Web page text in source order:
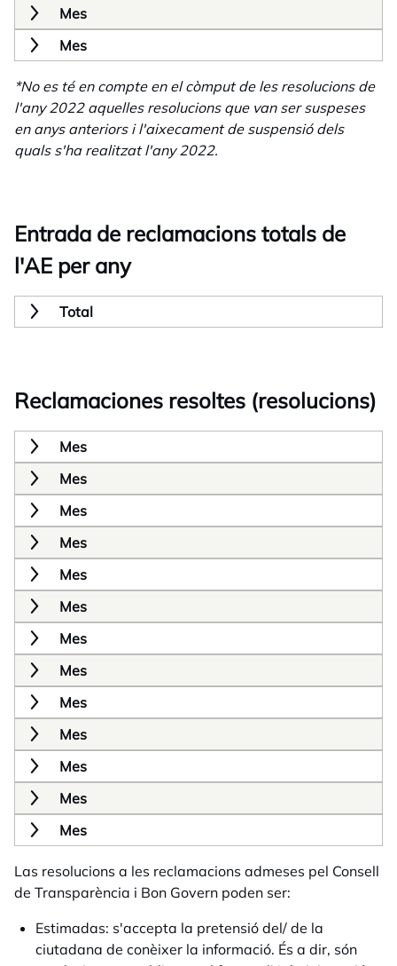
Mes
Mes
*No es té en compte en el còmput de les resolucions de
l'any 2022 aquelles resolucions que van ser suspeses
en anys anteriors i l'aixecament de suspensió dels
quals s'ha realitzat l'any 2022.
Entrada de reclamacions totals de
l'AE per any
Total
Reclamaciones resoltes (resolucions)
Mes
Mes
Mes
Mes
Mes
Mes
Mes
Mes
Mes
Mes
Mes
Mes
Mes
Las resolucions a les reclamacions admeses pel Consell
de Transparència i Bon Govern poden ser:
Estimadas: s'accepta la pretensió del/ de la
ciutadana de conèixer la informació. És a dir, són